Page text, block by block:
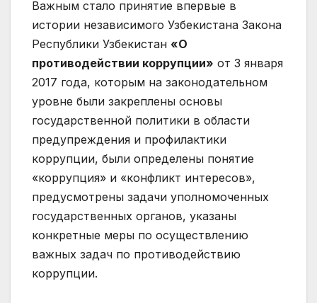
Важным стало принятие впервые в
истории независимого Узбекистана Закона
Республики Узбекистан «О
противодействии коррупции» от 3 января
2017 года, которым на законодательном
уровне были закреплены основы
государственной политики в области
предупреждения и профилактики
коррупции, были определены понятие
«коррупция» и «конфликт интересов»,
предусмотрены задачи уполномоченных
государственных органов, указаны
конкретные меры по осуществлению
важных задач по противодействию
коррупции.